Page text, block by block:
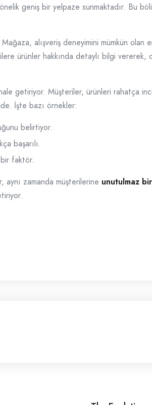
geniş bir yelpaze sunmaktadır. Bu
alışveriş deneyimini mümkün
ürünler hakkında detaylı bilgi vererek,
getiriyor. Müşteriler, ürünleri rahatça
İşte bazı örnekler:
belirtiyor.
başarılı.
faktör.
aynı zamanda müşterilerine unutulmaz